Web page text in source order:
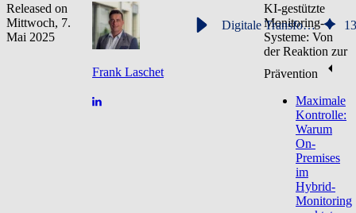
Released on
Mittwoch, 7.
Mai 2025
Frank Laschet
Digitale Transformation 2025: Das A und O des IT-Monitorings 13
KI-gestützte
Monitoring-
Systeme: Von
der Reaktion zur
Prävention
Maximale
Kontrolle:
Warum
On-
Premises
im
Hybrid-
Monitoring